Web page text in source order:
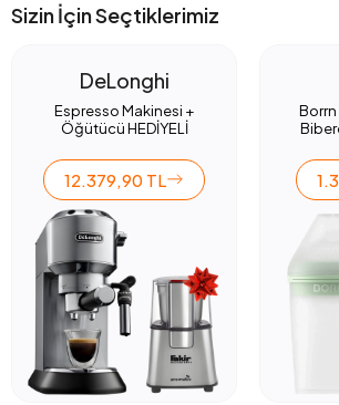
Sizin İçin Seçtiklerimiz
DeLonghi
Espresso Makinesi +
Öğütücü HEDİYELİ
12.379,90 TL